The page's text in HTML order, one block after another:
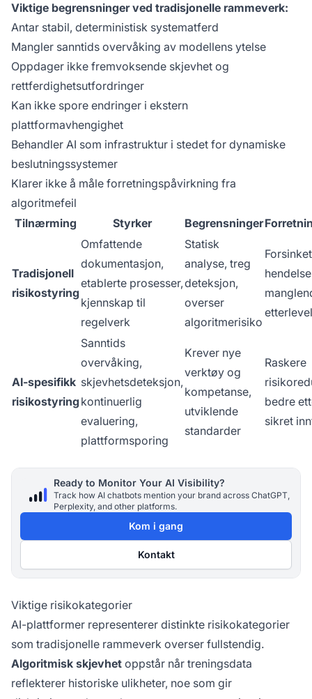
Viktige begrensninger ved tradisjonelle rammeverk:
Antar stabil, deterministisk systematferd
Mangler sanntids overvåking av modellens ytelse
Oppdager ikke fremvoksende skjevhet og
rettferdighetsutfordringer
Kan ikke spore endringer i ekstern
plattformavhengighet
Behandler AI som infrastruktur i stedet for dynamiske
beslutningssystemer
Klarer ikke å måle forretningspåvirkning fra
algoritmefeil
Tilnærming
Styrker Begrensninger
Tradisjonell
risikostyring
Omfattende
dokumentasjon,
etablerte prosesser,
kjennskap til
regelverk
Statisk
analyse, treg
deteksjon,
overser
algoritmerisiko
Forsinket
AI-spesifikk
risikostyring
Sanntids
overvåking,
skjevhetsdeteksjon,
kontinuerlig
evaluering,
plattformsporing
Krever nye
verktøy og
kompetanse,
utviklende
standarder
Raskere
bedre
sikret
Ready to Monitor Your AI Visibility?
Track how AI chatbots mention your brand across ChatGPT,
Perplexity, and other platforms.
Kom i gang
Kontakt
Viktige risikokategorier
AI-plattformer representerer distinkte risikokategorier
som tradisjonelle rammeverk overser fullstendig.
Algoritmisk skjevhet oppstår når treningsdata
reflekterer historiske ulikheter, noe som gir